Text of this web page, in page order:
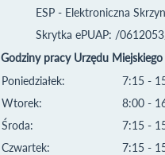
ESP - Elektroniczna
Skrytka ePUAP: /
Godziny pracy Urzędu Miejskiego
Poniedziałek:
Wtorek:
Środa:
Czwartek:
7:15 -
8:00 -
7:15 -
7:15 -